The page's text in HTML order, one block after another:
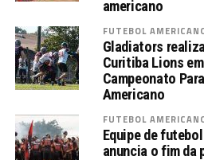
americano
FUTEBOL
Gladiators
Curitiba Lions
Campeonato
Americano
FUTEBOL
Equipe de
anuncia o fim da